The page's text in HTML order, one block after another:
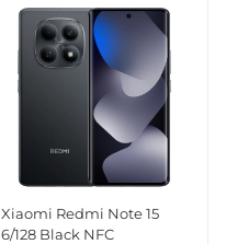
Xiaomi Redmi Note 15
6/128 Black NFC